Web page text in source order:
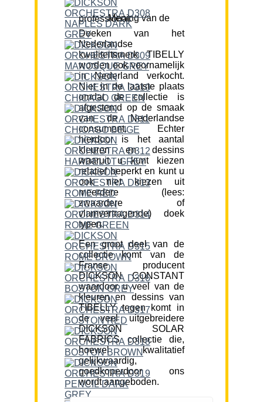
Mening van de professional:
Doeken van het
Nederlandse
kwaliteitsmerk TIBELLY
worden ook voornamelijk
in Nederland verkocht.
Niet in de laatste plaats
omdat de collectie is
afgestemd op de smaak
van de Nederlandse
consument. Echter
hierdoor is het aantal
kleuren en dessins
waaruit u kunt kiezen
relatief beperkt en kunt u
ook niet kiezen uit
meerdere (lees:
zwaardere of
vlamvertragende) doek
typen.
Een groot deel van de
collectie komt van de
Franse producent
DICKSON CONSTANT
waardoor u veel van de
kleuren en dessins van
TIBELLY tegen komt in
de veel uitgebreidere
DICKSON SOLAR
FABRICS collectie die,
hoewel kwalitatief
gelijkwaardig,
goedkoperdoor ons
wordt aangeboden.